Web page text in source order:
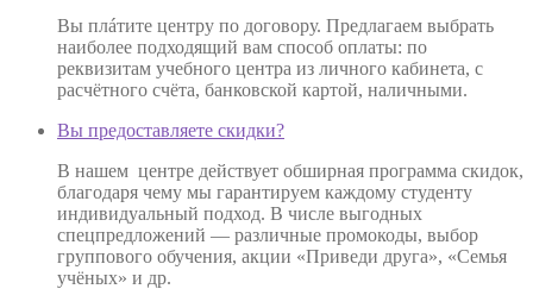
Вы плáтите центру по договору. Предлагаем выбрать
наиболее подходящий вам способ оплаты: по
реквизитам учебного центра из личного кабинета, с
расчётного счёта, банковской картой, наличными.
Вы предоставляете скидки?
В нашем центре действует обширная программа скидок,
благодаря чему мы гарантируем каждому студенту
индивидуальный подход. В числе выгодных
спецпредложений — различные промокоды, выбор
группового обучения, акции «Приведи друга», «Семья
учёных» и др.